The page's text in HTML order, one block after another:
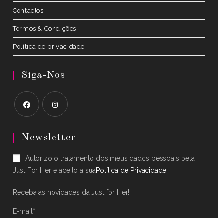
Contactos
Termos & Condições
Política de privacidade
Siga-Nos
in
new
tab
in
new
tab
Newsletter
Autorizo o tratamento dos meus dados pessoais pela
Just For Her e aceito a suaPolítica de Privacidade.
Receba as novidades da Just for Her!
E-mail*